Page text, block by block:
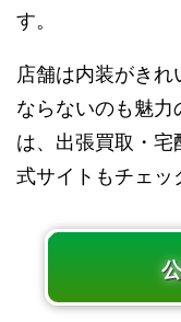
す。
店舗は内装がき
ならないのも魅
は、出張買取・宅
式サイトもチェッ